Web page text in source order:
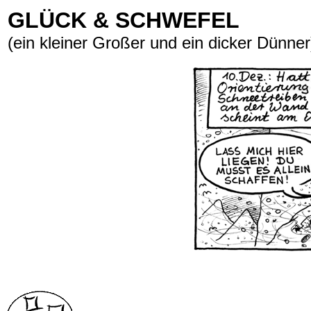
GLÜCK & SCHWEFEL
(ein kleiner Großer und ein dicker